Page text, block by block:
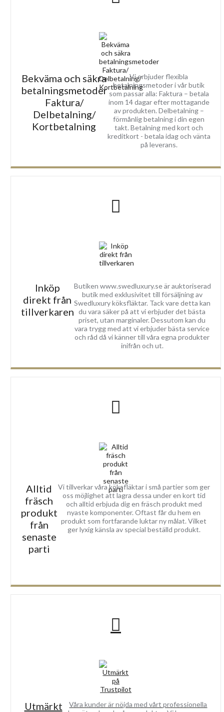
Bekväma och säkra
betalningsmetoder
Faktura/
Delbetalning/
Kortbetalning
Vi erbjuder flexibla
betalningsmetoder i vår butik
som passar alla: Faktura – betala
inom 14 dagar efter mottagande
av produkten. Delbetalning –
förmånlig betalning i din egen
takt. Betalning med kort och
kreditkort - betala idag och vänta
på leverans.
Inköp
direkt från
tillverkaren
Butiken www.swedluxury.se är auktoriserad
butik med exklusivitet till försäljning av
Swedluxury köksfläktar. Tack vare detta kan
du vara säker på att vi erbjuder det bästa
priset, utan marginaler. Dessutom kan du
vara trygg med att vi erbjuder bästa service
och råd då vi känner till våra egna produkter
inifrån och ut.
Alltid
fräsch
produkt
från
senaste
parti
Vi tillverkar våra köksfläktar i små partier som ger
oss möjlighet att lagra dessa under en kort tid
och alltid erbjuda dig en fräsch produkt med
nyaste komponenter. Oftast får du hem en
produkt som fortfarande luktar ny målat. Vilket
ger lyxig känsla av special beställd produkt.
Utmärkt
Våra kunder är nöjda med vårt professionella